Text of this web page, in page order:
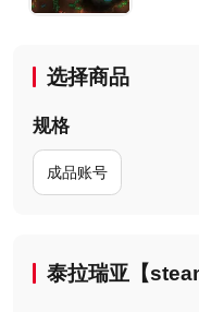
选择商品
规格
成品账号
泰拉瑞亚【